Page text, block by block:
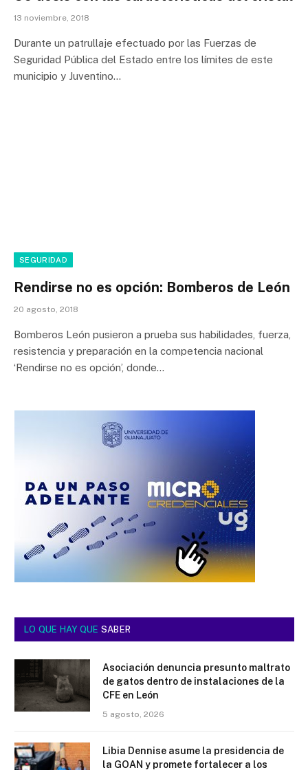
13 noviembre, 2018
Durante un patrullaje efectuado por las Fuerzas de
Seguridad Pública del Estado entre los límites de este
municipio y Juventino…
SEGURIDAD
Rendirse no es opción: Bomberos de León
20 agosto, 2018
Bomberos León pusieron a prueba sus habilidades, fuerza,
resistencia y preparación en la competencia nacional
‘Rendirse no es opción’, donde…
LO QUE HAY QUE SABER
Asociación denuncia presunto maltrato
de gatos dentro de instalaciones de la
CFE en León
5 agosto, 2026
Libia Dennise asume la presidencia de
la GOAN y promete fortalecer a los